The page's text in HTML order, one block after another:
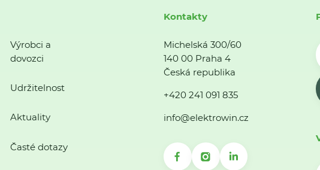
Výrobci a
dovozci
Udržitelnost
Aktuality
Časté dotazy
Kontakty
Michelská 300/60
140 00 Praha 4
Česká republika
+420 241 091 835
info@elektrowin.cz